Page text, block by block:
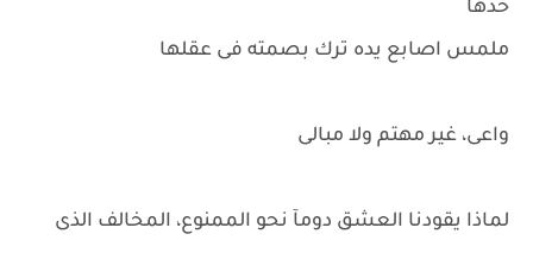
خدها
ملمس اصابع يده ترك بصمته فى عقلها
واعى، غير مهتم ولا مبالى
لماذا يقودنا العشق دومآ نحو الممنوع، المخالف الذى